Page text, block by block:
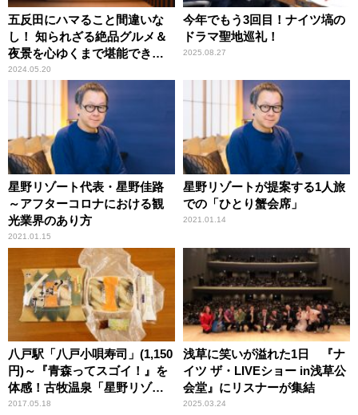
五反田にハマること間違いな
し！ 知られざる絶品グルメ＆
夜景を心ゆくまで堪能できる
「OMO5東京五反田」が誕生
2024.05.20
今年でもう3回目！ナイツ塙の
ドラマ聖地巡礼！
2025.08.27
星野リゾート代表・星野佳路
～アフターコロナにおける観
光業界のあり方
2021.01.15
星野リゾートが提案する1人旅
での「ひとり蟹会席」
2021.01.14
八戸駅「八戸小唄寿司」(1,150
円)～『青森ってスゴイ！』を
体感！古牧温泉「星野リゾー
ト 青森屋」【ライター望月の
2017.05.18
浅草に笑いが溢れた1日 『ナ
イツ ザ・LIVEショー in浅草公
会堂』にリスナーが集結
2025.03.24